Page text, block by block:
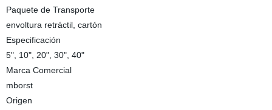
Paquete de Transporte
envoltura retráctil, cartón
Especificación
5", 10", 20", 30", 40"
Marca Comercial
mborst
Origen